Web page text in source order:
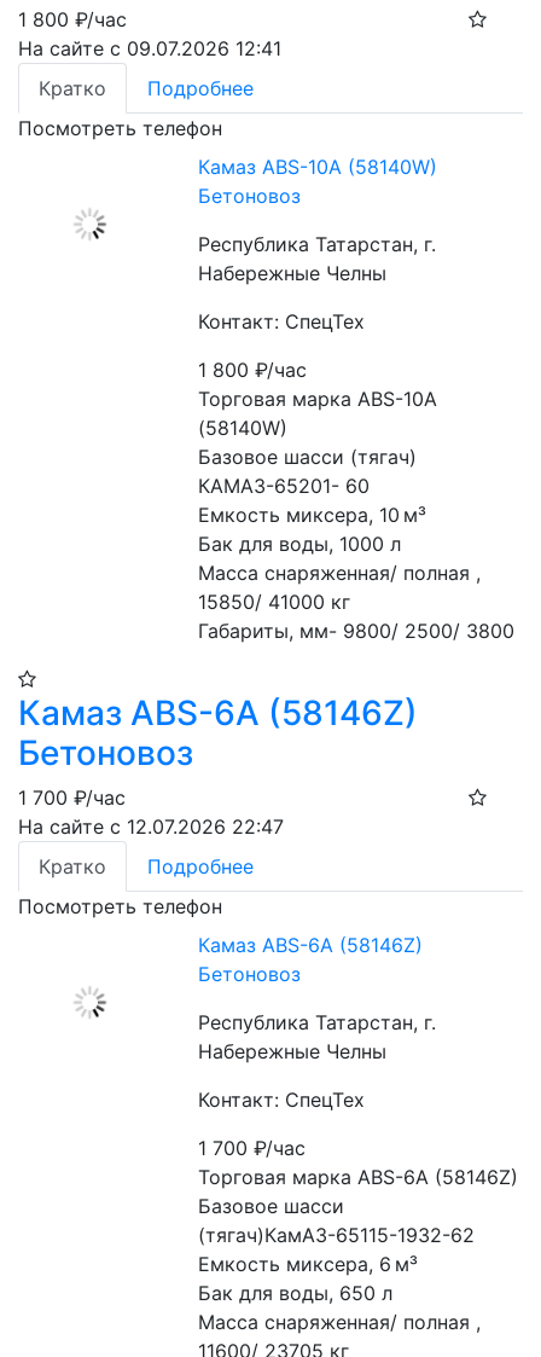
1 800 ₽/час
На сайте с 09.07.2026 12:41
Кратко
Подробнее
Посмотреть телефон
Камаз ABS-10A (58140W)
Бетоновоз
Республика Татарстан, г.
Набережные Челны
Контакт: СпецТех
1 800₽/час
Торговая марка ABS-10A
(58140W)
Базовое шасси (тягач)
КАМАЗ-65201- 60
Емкость миксера, 10 м³
Бак для воды, 1000 л
Масса снаряженная/ полная ,
15850/ 41000 кг
Габариты, мм- 9800/ 2500/ 3800
Камаз ABS-6A (58146Z)
Бетоновоз
1 700 ₽/час
На сайте с 12.07.2026 22:47
Кратко
Подробнее
Посмотреть телефон
Камаз ABS-6A (58146Z)
Бетоновоз
Республика Татарстан, г.
Набережные Челны
Контакт: СпецТех
1 700₽/час
Торговая марка ABS-6A (58146Z)
Базовое шасси
(тягач)КамАЗ-65115-1932-62
Емкость миксера, 6 м³
Бак для воды, 650 л
Масса снаряженная/ полная ,
11600/ 23705 кг